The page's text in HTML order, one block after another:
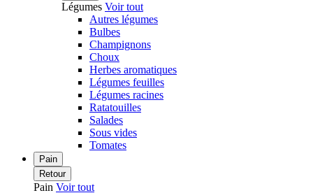
Légumes Voir tout
Autres légumes
Bulbes
Champignons
Choux
Herbes aromatiques
Légumes feuilles
Légumes racines
Ratatouilles
Salades
Sous vides
Tomates
Pain
Retour
Pain Voir tout